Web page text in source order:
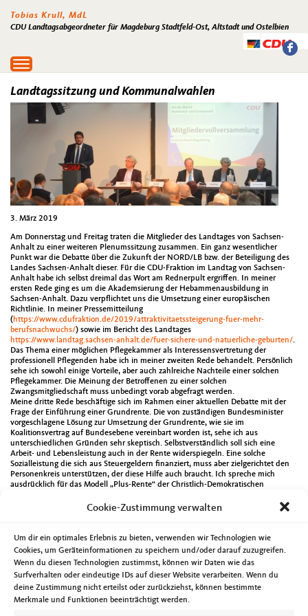
Cookie-Zustimmung verwalten
Um dir ein optimales Erlebnis zu bieten, verwenden wir Technologien wie
Cookies, um Geräteinformationen zu speichern und/oder darauf zuzugreifen.
Wenn du diesen Technologien zustimmst, können wir Daten wie das
Surfverhalten oder eindeutige IDs auf dieser Website verarbeiten. Wenn du
deine Zustimmung nicht erteilst oder zurückziehst, können bestimmte
Merkmale und Funktionen beeinträchtigt werden.
Tobias Krull, MdL
CDU Landtagsabgeordneter für Magdeburg Stadtfeld-Ost, Altstadt und Ostelbien
Toggle
navigation
Landtagssitzung und Kommunalwahlen
3. März 2019
Am Donnerstag und Freitag traten die Mitglieder des Landtages von Sachsen-
Anhalt zu einer weiteren Plenumssitzung zusammen. Ein ganz wesentlicher
Punkt war die Debatte über die Zukunft der NORD/LB bzw. der Beteiligung des
Landes Sachsen-Anhalt dieser. Für die CDU-Fraktion im Landtag von Sachsen-
Anhalt habe ich selbst dreimal das Wort am Rednerpult ergriffen. In meiner
ersten Rede ging es um die Akademsierung der Hebammenausbildung in
Sachsen-Anhalt. Dazu verpflichtet uns die Umsetzung einer europäischen
Richtlinie. In meiner Pressemitteilung
( https://www.cdufraktion.de/2019/attraktivitaetssteigerung-fuer-mehr-
berufsnachwuchs/) sowie im Bericht des Landtages
https://www.landtag.sachsen-anhalt.de/fuer-sichere-und-natuerliche-geburten/.
Das Thema einer möglichen Pflegekammer als Interessensvertretung der
professionell Pflegenden habe ich in meiner zweiten Rede behandelt. Persönlich
sehe ich sowohl einige Vorteile, aber auch zahlreiche Nachteile einer solchen
Pflegekammer. Die Meinung der Betroffenen zu einer solchen
Zwangsmitgliedschaft muss unbedingt vorab abgefragt werden.
Meine dritte Rede beschäftige sich im Rahmen einer aktuellen Debatte mit der
Frage der Einführung einer Grundrente. Die von zuständigen Bundesminister
vorgeschlagene Lösung zur Umsetzung der Grundrente, wie sie im
Koalitionsvertrag auf Bundesebene vereinbart worden ist, sehe ich aus
unterschiedlichen Gründen sehr skeptisch. Selbstverständlich soll sich eine
Arbeit- und Lebensleistung auch in der Rente widerspiegeln. Eine solche
Sozialleistung die sich aus Steuergeldern finanziert, muss aber zielgerichtet den
Personenkreis unterstützen, der diese Hilfe auch braucht. Ich spreche mich
ausdrücklich für das Modell „Plus-Rente“ der Christlich-Demokratischen
https://www.cdufraktion.de/2019/idee-ist-unausgegoren-und-nicht-zu-ende-
sowie der Bericht auf der Landtagsseite
sich die Mitglieder der CDU Magdeburg zur Aufstellung ihrer Kandidatinnen und
Kandidaten zur Kommunalwahl 2019. Insgesamt 76 Frauen und Männer
erhielten die notwendige Zustimmung und stehen nun auf den CDU-Listen. Sie
bewerben sich um das Vertrauen der Bürgerinnen und Bürger mit dem Ziel im
Stadtrat ehrenamtlich kommunalpolitisch aktiv zu werden. Neben einem
Grußwort des CDU-Generalsekretärs der CDU Sachsen-Anhalt, Sven Schulze,
wurde auch das CDU-Kommunalwahlprogramm beraten. Die rund 120